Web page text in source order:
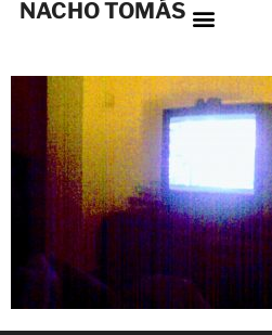
NACHO TOMÁS